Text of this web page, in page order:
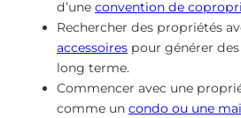
d’une convention de
Rechercher des propriétés
accessoires pour générer
long terme.
Commencer avec une
comme un condo ou une